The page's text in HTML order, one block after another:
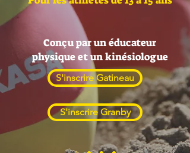
Conçu par un éducateur
physique et un kinésiologue
S'inscrire Gatineau
S'inscrire Granby